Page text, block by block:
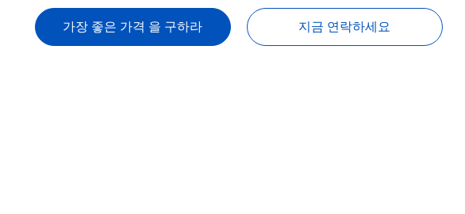
가장 좋은 가격 을 구하라 지금 연락하세요